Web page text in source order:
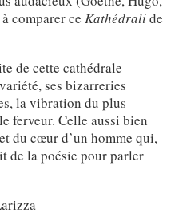
comparer ce Kathédralide
de cette cathédrale
ses bizarreries
la vibration du plus
ferveur. Celle aussi bien
du cœur d’un homme qui,
de la poésie pour parler